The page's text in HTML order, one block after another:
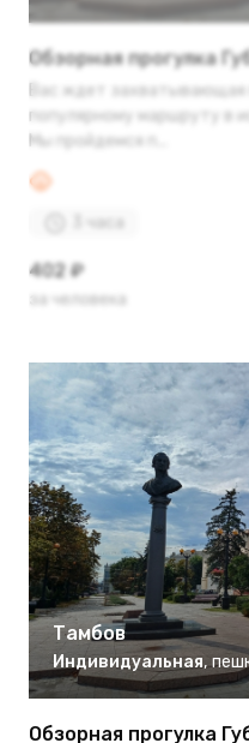
Обзорная прогулка
Вас ждет захватывающая
популярному маршруту в
Мы пройдемся п...
3 часа
402 ₽
за человека
Тамбов
Индивидуальная,
Обзорная прогулка